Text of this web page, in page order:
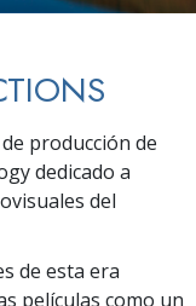
producción de
dedicado a
del
de esta era
películas como un